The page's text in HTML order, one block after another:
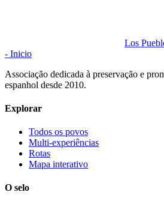
Los
- Inicio
Associação dedicada à preservação e
espanhol desde 2010.
Explorar
Todos os povos
Multi-experiências
Rotas
Mapa interativo
O selo